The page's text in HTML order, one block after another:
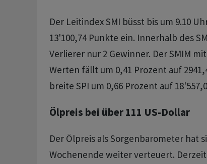
Der Leitindex SMI büsst bis um 9.10
13'100,74 Punkte ein. Innerhalb des
Verlierer nur 2 Gewinner. Der SMIM
Werten fällt um 0,41 Prozent auf
breite SPI um 0,66 Prozent auf
Ölpreis bei über 111 US-Dollar
Der Ölpreis als Sorgenbarometer hat
Wochenende weiter verteuert.